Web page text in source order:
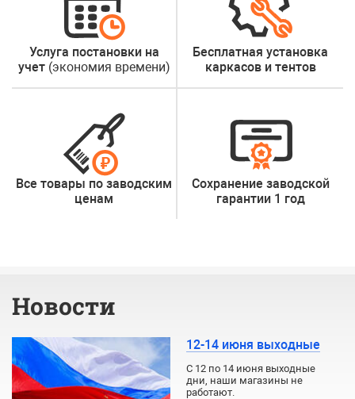
Услуга постановки на
учет (экономия времени)
Бесплатная установка
каркасов и тентов
Все товары по заводским
ценам
Сохранение заводской
гарантии 1 год
Новости
12-14 июня выходные
С 12 по 14 июня выходные
дни, наши магазины не
работают.